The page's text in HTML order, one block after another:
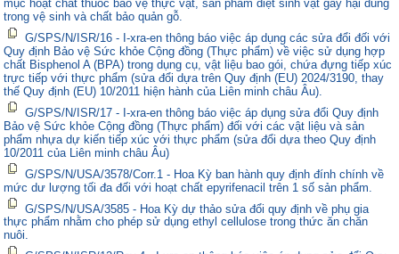
mục hoạt chất thuốc bảo vệ thực vật, sản phẩm diệt sinh vật gây hại dùng
trong vệ sinh và chất bảo quản gỗ.
G/SPS/N/ISR/16 - I-xra-en thông báo việc áp dụng các sửa đổi đối với
Quy định Bảo vệ Sức khỏe Cộng đồng (Thực phẩm) về việc sử dụng hợp
chất Bisphenol A (BPA) trong dụng cụ, vật liệu bao gói, chứa đựng tiếp xúc
trực tiếp với thực phẩm (sửa đổi dựa trên Quy định (EU) 2024/3190, thay
thế Quy định (EU) 10/2011 hiện hành của Liên minh châu Âu).
G/SPS/N/ISR/17 - I-xra-en thông báo việc áp dụng sửa đổi Quy định
Bảo vệ Sức khỏe Cộng đồng (Thực phẩm) đối với các vật liệu và sản
phẩm nhựa dự kiến tiếp xúc với thực phẩm (sửa đổi dựa theo Quy định
10/2011 của Liên minh châu Âu)
G/SPS/N/USA/3578/Corr.1 - Hoa Kỳ ban hành quy định đính chính về
mức dư lượng tối đa đối với hoạt chất epyrifenacil trên 1 số sản phẩm.
G/SPS/N/USA/3585 - Hoa Kỳ dự thảo sửa đổi quy định về phụ gia
thực phẩm nhằm cho phép sử dụng ethyl cellulose trong thức ăn chăn
nuôi.